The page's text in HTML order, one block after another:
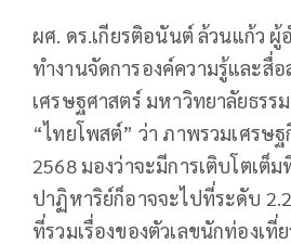
ผศ. ดร.เกียรติอนันต์ ล้วนแก้ว
ทำงานจัดการองค์ความรู้และสื่
เศรษฐศาสตร์ มหาวิทยาลัยธรร
“ไทยโพสต์” ว่า ภาพรวมเศรษ
2568 มองว่าจะมีการเติบโตเต็
ปาฏิหาริย์ก็อาจจะไปที่ระดับ
ที่รวมเรื่องของตัวเลขนักท่องเที่